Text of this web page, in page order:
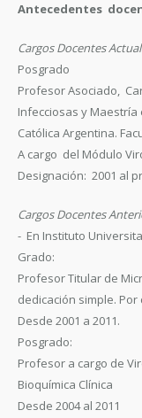
Antecedentes
Cargos Docentes
Posgrado
Profesor Asociado,
Infecciosas y
Católica Argentina.
A cargo del Módulo
Designación: 2001 al
Cargos Docentes
- En Instituto
Grado:
Profesor Titular de
dedicación simple. Por
Desde 2001 a 2011.
Posgrado:
Profesor a cargo de
Bioquímica Clínica
Desde 2004 al 2011